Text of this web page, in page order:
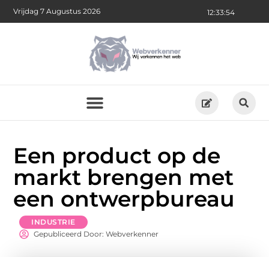
12:33:55
Vrijdag 7 Augustus 2026
Een product op de
markt brengen met
een ontwerpbureau
INDUSTRIE
Gepubliceerd Door: Webverkenner